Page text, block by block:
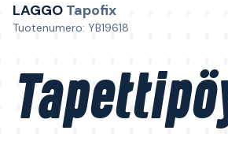
LAGGO Tapofix
Tuotenumero: YB19618